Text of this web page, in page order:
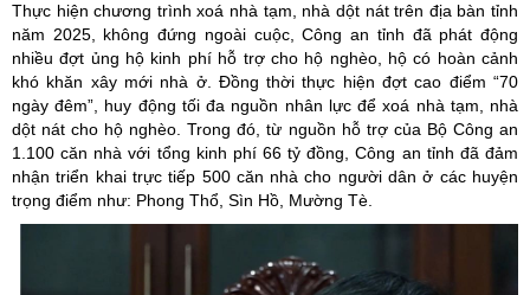
Thực hiện chương trình xoá nhà tạm, nhà dột nát trên địa bàn tỉnh
năm 2025, không đứng ngoài cuộc, Công an tỉnh đã phát động
nhiều đợt ủng hộ kinh phí hỗ trợ cho hộ nghèo, hộ có hoàn cảnh
khó khăn xây mới nhà ở. Đồng thời thực hiện đợt cao điểm “70
ngày đêm”, huy động tối đa nguồn nhân lực để xoá nhà tạm, nhà
dột nát cho hộ nghèo. Trong đó, từ nguồn hỗ trợ của Bộ Công an
1.100 căn nhà với tổng kinh phí 66 tỷ đồng, Công an tỉnh đã đảm
nhận triển khai trực tiếp 500 căn nhà cho người dân ở các huyện
trọng điểm như: Phong Thổ, Sìn Hồ, Mường Tè.